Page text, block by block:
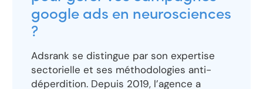
google ads en neurosciences
?
Adsrank se distingue par son expertise
sectorielle et ses méthodologies anti-
déperdition. Depuis 2019, l’agence a